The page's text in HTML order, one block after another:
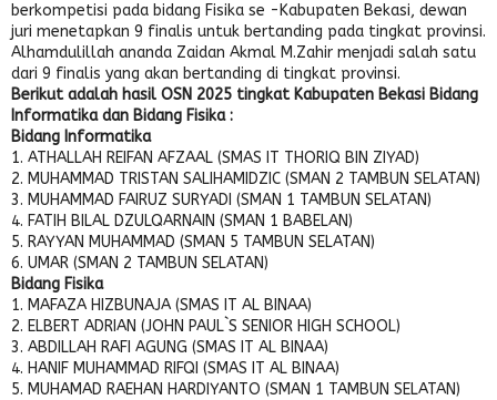
berkompetisi pada bidang Fisika se -Kabupaten Bekasi, dewan
juri menetapkan 9 finalis untuk bertanding pada tingkat provinsi.
Alhamdulillah ananda Zaidan Akmal M.Zahir menjadi salah satu
dari 9 finalis yang akan bertanding di tingkat provinsi.
Berikut adalah hasil OSN 2025 tingkat Kabupaten Bekasi Bidang
Informatika dan Bidang Fisika :
Bidang Informatika
1. ATHALLAH REIFAN AFZAAL (SMAS IT THORIQ BIN ZIYAD)
2. MUHAMMAD TRISTAN SALIHAMIDZIC (SMAN 2 TAMBUN SELATAN)
3. MUHAMMAD FAIRUZ SURYADI (SMAN 1 TAMBUN SELATAN)
4. FATIH BILAL DZULQARNAIN (SMAN 1 BABELAN)
5. RAYYAN MUHAMMAD (SMAN 5 TAMBUN SELATAN)
6. UMAR (SMAN 2 TAMBUN SELATAN)
Bidang Fisika
1. MAFAZA HIZBUNAJA (SMAS IT AL BINAA)
2. ELBERT ADRIAN (JOHN PAUL`S SENIOR HIGH SCHOOL)
3. ABDILLAH RAFI AGUNG (SMAS IT AL BINAA)
4. HANIF MUHAMMAD RIFQI (SMAS IT AL BINAA)
5. MUHAMAD RAEHAN HARDIYANTO (SMAN 1 TAMBUN SELATAN)